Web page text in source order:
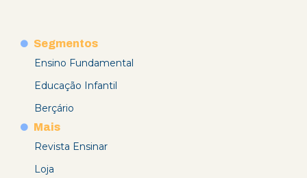
Segmentos
Ensino Fundamental
Educação Infantil
Berçário
Mais
Revista Ensinar
Loja